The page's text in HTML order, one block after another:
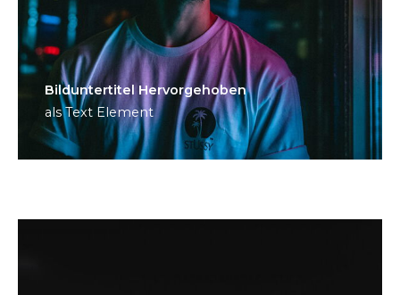
Bild­unter­titel Hervorgehoben
als Text Element